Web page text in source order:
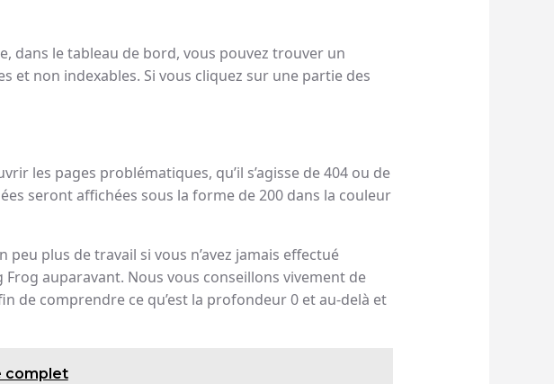
dans le tableau de bord, vous pouvez trouver un
et non indexables. Si vous cliquez sur une partie des
les pages problématiques, qu’il s’agisse de 404 ou de
seront affichées sous la forme de 200 dans la couleur
plus de travail si vous n’avez jamais effectué
Frog auparavant. Nous vous conseillons vivement de
comprendre ce qu’est la profondeur 0 et au-delà et
complet